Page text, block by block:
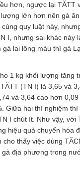
hơn, ngược lại TĂTT
lớn hơn nên gà
quy luật này,
I, nhưng sai khác này
gà lai lông màu thì gà
1 kg khối lượng tăng
(TN I) là 3,65 và
và 3,64 cao hơn
Giữa hai thí nghiệm
I chút ít. Như vậy, với
hiệu quả chuyển hóa
thấy việc dùng
địa phương trong